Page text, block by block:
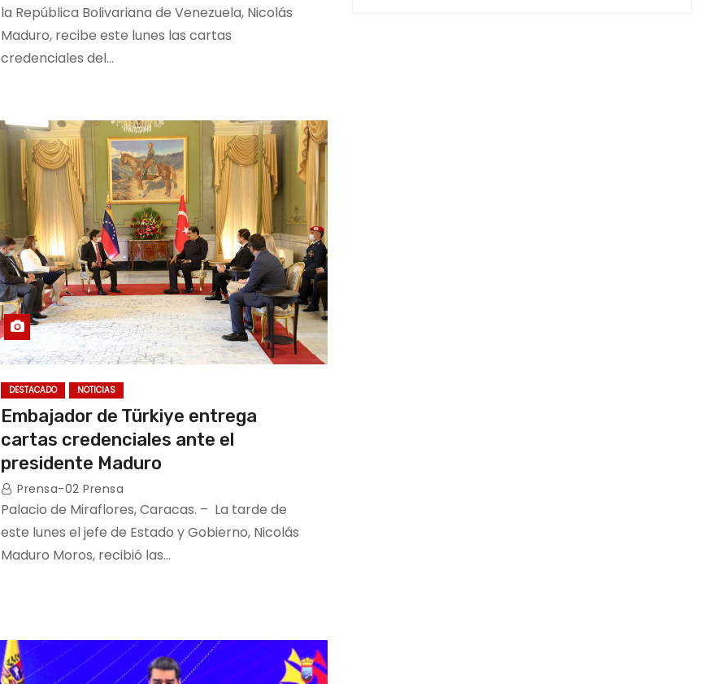
la República Bolivariana de Venezuela, Nicolás
Maduro, recibe este lunes las cartas
credenciales del…
DESTACADO NOTICIAS
Embajador de Türkiye entrega
cartas credenciales ante el
presidente Maduro
Prensa-02 Prensa
Palacio de Miraflores, Caracas. – La tarde de
este lunes el jefe de Estado y Gobierno, Nicolás
Maduro Moros, recibió las…